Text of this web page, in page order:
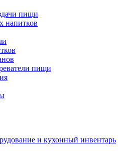
пищи
напитков
пищи
и кухонный инвентарь